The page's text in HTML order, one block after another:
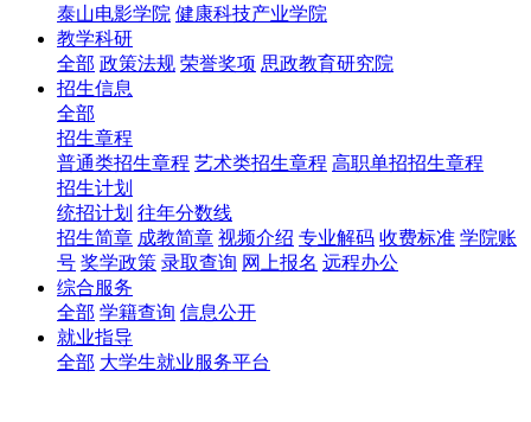
泰山电影学院 健康科技产业学院
教学科研
全部 政策法规 荣誉奖项 思政教育研究院
招生信息
全部
招生章程
普通类招生章程 艺术类招生章程 高职单招招生章程
招生计划
统招计划 往年分数线
招生简章 成教简章 视频介绍 专业解码 收费标准 学院账
号 奖学政策 录取查询 网上报名 远程办公
综合服务
全部 学籍查询 信息公开
就业指导
全部 大学生就业服务平台